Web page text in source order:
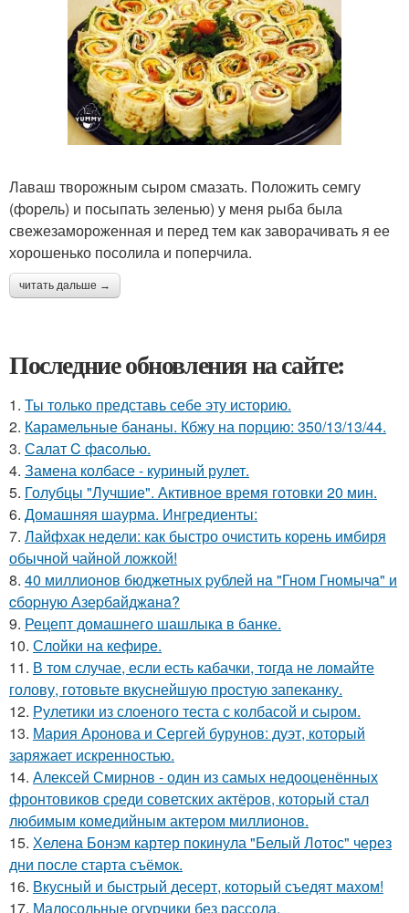
Лаваш творожным сыром смазать. Положить семгу
(форель) и посыпать зеленью) у меня рыба была
свежезамороженная и перед тем как заворачивать я ее
хорошенько посолила и поперчила.
читать дальше →
Последние обновления на сайте:
1. Ты только представь себе эту историю.
2. Карамельные бананы. Кбжу на порцию: 350/13/13/44.
3. Салат C фaсoлью.
4. Замена колбасе - куриный рулет.
5. Голубцы "Лучшие". Активное время готовки 20 мин.
6. Домашняя шаурма. Ингредиенты:
7. Лайфхак недели: как быстро очистить корень имбиря
обычной чайной ложкой!
8. 40 миллионов бюджетных pублей нa "Гном Гномычa" и
cбоpную Азеpбaйджaнa?
9. Рецепт домашнего шашлыка в банке.
10. Слойки на кефире.
11. В том случае, если есть кабачки, тогда не ломайте
голову, готовьте вкуснейшую простую запеканку.
12. Рулетики из слоеного теста с колбасой и сыром.
13. Мария Аронова и Сергей бурунов: дуэт, который
заряжает искренностью.
14. Алексей Смирнов - один из самых недооценённых
фронтовиков среди советских актёров, который стал
любимым комедийным актером миллионов.
15. Хелена Бонэм картер покинула "Белый Лотос" через
дни после старта съёмок.
16. Вкусный и быстрый десерт, который съедят махом!
17. Малосольные огурчики без рассола.